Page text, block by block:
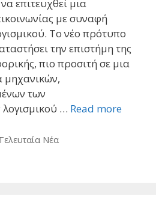
επιτευχθεί μια
με συναφή
Το νέο πρότυπο
την επιστήμη της
πιο προσιτή σε μια
μηχανικών,
των
… Read more
Νέα